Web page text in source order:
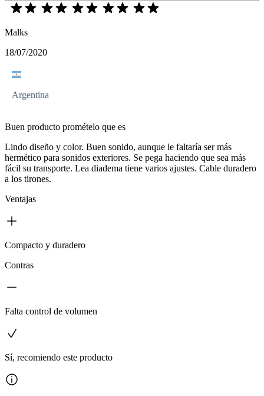
Malks
18/07/2020
Argentina
Buen producto promételo que es
Lindo diseño y color. Buen sonido, aunque le faltaría ser más
hermético para sonidos exteriores. Se pega haciendo que sea más
fácil su transporte. Lea diadema tiene varios ajustes. Cable duradero
a los tirones.
Ventajas
Compacto y duradero
Contras
Falta control de volumen
Sí, recomiendo este producto